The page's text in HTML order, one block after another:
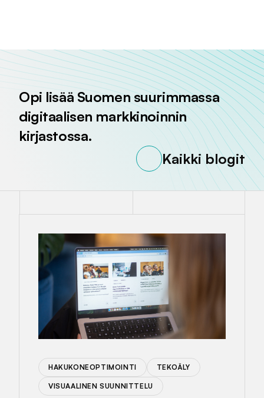
Opi lisää Suomen suurimmassa
digitaalisen markkinoinnin
kirjastossa.
Kaikki blogit
HAKUKONEOPTIMOINTI TEKOÄLY
VISUAALINEN SUUNNITTELU